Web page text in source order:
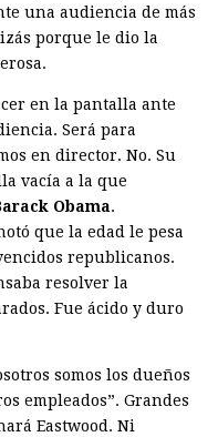
una audiencia de más
porque le dio la
en la pantalla ante
Será para
en director. No. Su
vacía a la que
Obama.
que la edad le pesa
republicanos.
resolver la
Fue ácido y duro
somos los dueños
empleados”. Grandes
Eastwood. Ni